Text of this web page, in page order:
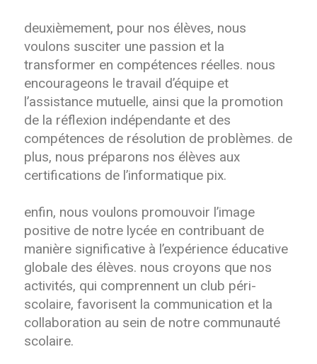
deuxièmement, pour nos élèves, nous
voulons susciter une passion et la
transformer en compétences réelles. nous
encourageons le travail d’équipe et
l’assistance mutuelle, ainsi que la promotion
de la réflexion indépendante et des
compétences de résolution de problèmes. de
plus, nous préparons nos élèves aux
certifications de l’informatique pix.
enfin, nous voulons promouvoir l’image
positive de notre lycée en contribuant de
manière significative à l’expérience éducative
globale des élèves. nous croyons que nos
activités, qui comprennent un club péri-
scolaire, favorisent la communication et la
collaboration au sein de notre communauté
scolaire.